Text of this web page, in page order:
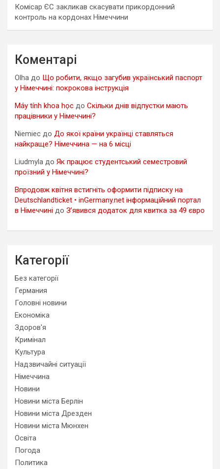
Комісар ЄС закликав скасувати прикордонний
контроль на кордонах Німеччини
Коментарі
Olha до Що робити, якщо загубив український паспорт
у Німеччині: покрокова інструкція
Máy tính khoa học до Скільки днів відпустки мають
працівники у Німеччині?
Niemiec до До якої країни українці ставляться
найкраще? Німеччина — на 6 місці
Liudmyla до Як працює студентський семестровий
проїзний у Німеччині?
Впродовж квітня встигніть оформити підписку на
Deutschlandticket • inGermany.net інформаційний портал
в Німеччині до З’явився додаток для квитка за 49 євро
Категорії
Без категорії
Германия
Головні новини
Економіка
Здоров'я
Кримінал
Культура
Надзвичайні ситуації
Німеччина
Новини
Новини міста Берлін
Новини міста Дрезден
Новини міста Мюнхен
Освіта
Погода
Политика